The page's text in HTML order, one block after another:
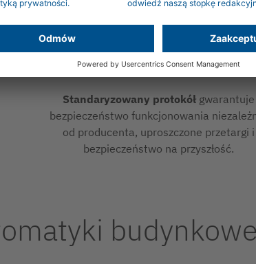
Standaryzowany protokół gwarantuje
bezpieczeństwo funkcjonowania
od producenta, uproszczone przetargi i
bezpieczeństwo na przyszłość.